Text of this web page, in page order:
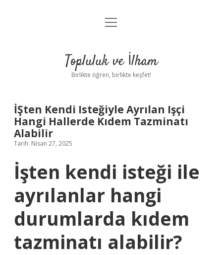
Anasayfa
Yasal Uyarı
menüyü
Topluluk ve İlham
Birlikte öğren, birlikte keşfet!
İŞten Kendi Isteğiyle Ayrılan Işçi
Hangi Hallerde Kıdem Tazminatı
Alabilir
Tarih: Nisan 27, 2025
İşten kendi isteği ile
ayrılanlar hangi
durumlarda kıdem
tazminatı alabilir?